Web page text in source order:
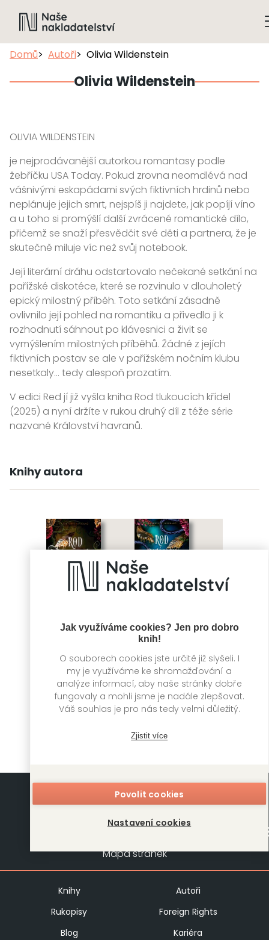
Jak využíváme cookies? Jen pro dobro
knih!
O souborech cookies jste určitě již slyšeli. I
my je využíváme ke shromažďování a
analýze informací, aby naše stránky dobře
fungovaly a mohli jsme je nadále zlepšovat.
Váš souhlas je pro nás tedy velmi důležitý.
Zjistit více
Povolit cookies
Nastavení cookies
Domů Autoři Olivia Wildenstein
Olivia Wildenstein
OLIVIA WILDENSTEIN
je nejprodávanější autorkou romantasy podle
žebříčku USA Today. Pokud zrovna neomdlévá nad
vášnivými eskapádami svých fiktivních hrdinů nebo
neplánuje jejich smrt, nejspíš ji najdete, jak popíjí víno
a u toho si promýšlí další zvrácené romantické dílo,
přičemž se snaží přesvědčit své děti a partnera, že je
skutečně miluje víc než svůj notebook.
Její literární dráhu odstartovalo nečekané setkání na
pařížské diskotéce, které se rozvinulo v dlouholetý
epický milostný příběh. Toto setkání zásadně
ovlivnilo její pohled na romantiku a přivedlo ji k
rozhodnutí sáhnout po klávesnici a živit se
vymýšlením milostných příběhů. Žádné z jejích
fiktivních postav se ale v pařížském nočním klubu
nesetkaly… tedy alespoň prozatím.
V edici Red jí již vyšla kniha Rod tlukoucích křídel
(2025) a nyní držíte v rukou druhý díl z téže série
nazvané Království havranů.
Knihy autora
Rod tlukoucích
křídel
Olivia Wildenstein
Rod bijících srdcí
Olivia Wildenstein
Mapa stránek
Knihy
Autoři
Rukopisy
Foreign Rights
Blog
Kariéra